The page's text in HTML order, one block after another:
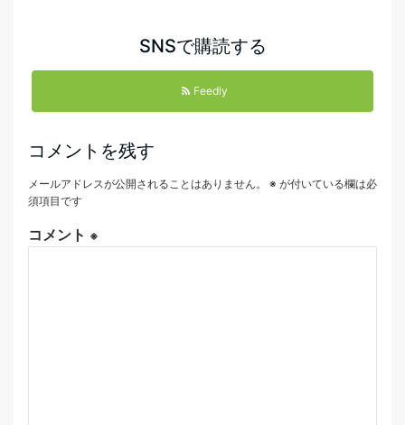
SNSで購読する
Feedly
コメントを残す
メールアドレスが公開されることはありません。 ※ が付いている欄は必
須項目です
コメント ※